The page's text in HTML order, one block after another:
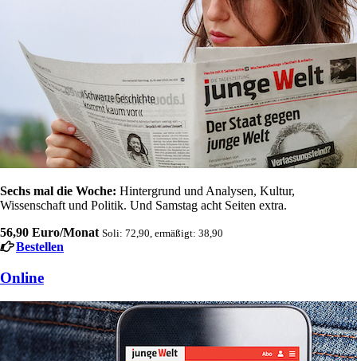
Sechs mal die Woche: Hintergrund und Analysen, Kultur,
Wissenschaft und Politik. Und Samstag acht Seiten extra.
56,90 Euro/Monat Soli: 72,90, ermäßigt: 38,90
Bestellen
Online